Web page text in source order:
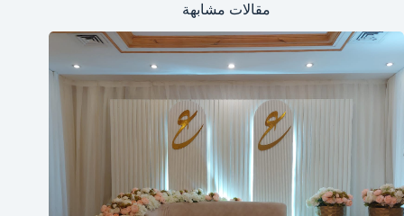
مقالات مشابهة